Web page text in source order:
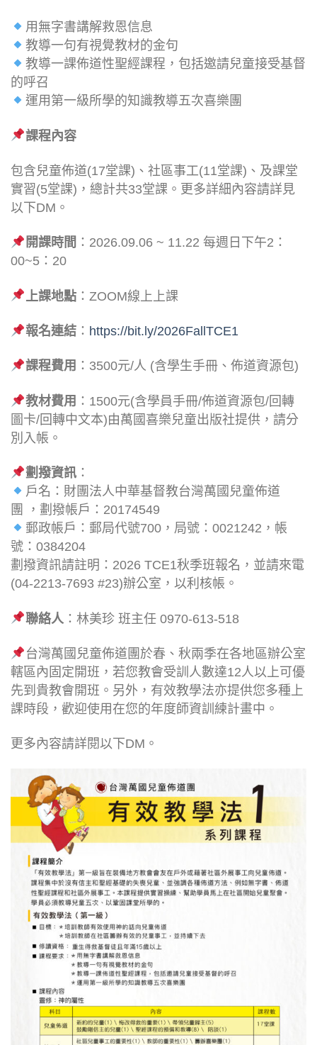
用無字書講解救恩信息
教導一句有視覺教材的金句
教導一課佈道性聖經課程，包括邀請兒童接受基督
的呼召
運用第一級所學的知識教導五次喜樂團
課程內容
包含兒童佈道(17堂課)、社區事工(11堂課)、及課堂
實習(5堂課)，總計共33堂課。更多詳細內容請詳見
以下DM。
開課時間 ：2026.09.06 ~ 11.22 每週日下午2：
00~5：20
上課地點：ZOOM線上上課
報名連結： https://bit.ly/2026FallTCE1
課程費用 ：3500元/人 (含學生手冊、佈道資源包)
教材費用 ：1500元(含學員手冊/佈道資源包/回轉
圖卡/回轉中文本)由萬國喜樂兒童出版社提供，請分
別入帳。
劃撥資訊：
戶名：財團法人中華基督教台灣萬國兒童佈道
團 ，劃撥帳戶：20174549
郵政帳戶：郵局代號700，局號：0021242，帳
號：0384204
劃撥資訊請註明：2026 TCE1秋季班報名，並請來電
(04-2213-7693 #23)辦公室，以利核帳。
聯絡人：林美珍 班主任 0970-613-518
台灣萬國兒童佈道團於春、秋兩季在各地區辦公室
轄區內固定開班，若您教會受訓人數達12人以上可優
先到貴教會開班。另外，有效教學法亦提供您多種上
課時段，歡迎使用在您的年度師資訓練計畫中。
更多內容請詳閱以下DM。